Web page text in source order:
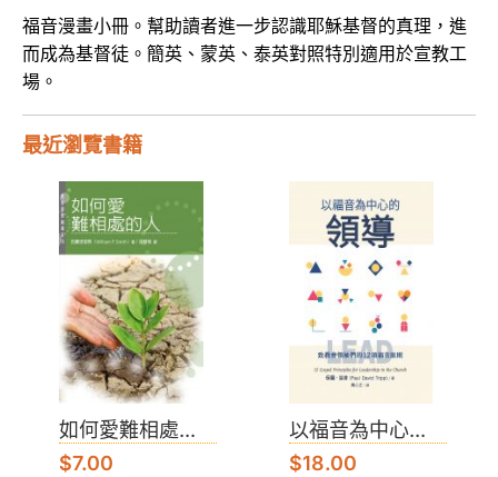
福音漫畫小冊。幫助讀者進一步認識耶穌基督的真理，進
而成為基督徒。簡英、蒙英、泰英對照特別適用於宣教工
場。
最近瀏覽書籍
如何愛難相處...
$7.00
以福音為中心...
$18.00